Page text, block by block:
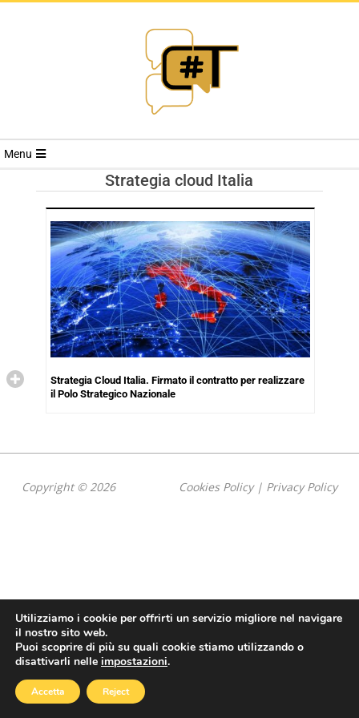
RIVISTA
TRENDS
Menu
Strategia cloud Italia
Strategia Cloud Italia. Firmato il contratto per realizzare
il Polo Strategico Nazionale
Copyright © 2026 Cookies Policy| Privacy Policy
Utilizziamo i cookie per offrirti un servizio migliore nel navigare
il nostro sito web.
Puoi scoprire di più su quali cookie stiamo utilizzando o
disattivarli nelle impostazioni.
Accetta Reject